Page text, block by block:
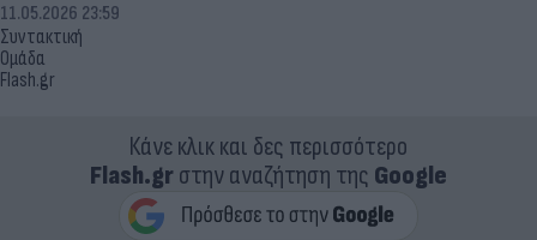
Συντακτική
Ομάδα
Flash.gr
11.05.2026 23:59
Κάνε κλικ και δες περισσότερο
Flash.grστην αναζήτηση της Google